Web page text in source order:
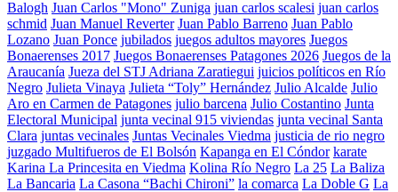
Balogh Juan Carlos "Mono" Zuniga juan carlos scalesi juan carlos
schmid Juan Manuel Reverter Juan Pablo Barreno Juan Pablo
Lozano Juan Ponce jubilados juegos adultos mayores Juegos
Bonaerenses 2017 Juegos Bonaerenses Patagones 2026 Juegos de la
Araucanía Jueza del STJ Adriana Zaratiegui juicios políticos en Río
Negro Julieta Vinaya Julieta “Toly” Hernández Julio Alcalde Julio
Aro en Carmen de Patagones julio barcena Julio Costantino Junta
Electoral Municipal junta vecinal 915 viviendas junta vecinal Santa
Clara juntas vecinales Juntas Vecinales Viedma justicia de rio negro
juzgado Multifueros de El Bolsón Kapanga en El Cóndor karate
Karina La Princesita en Viedma Kolina Río Negro La 25 La Baliza
La Bancaria La Casona “Bachi Chironi” la comarca La Doble G La